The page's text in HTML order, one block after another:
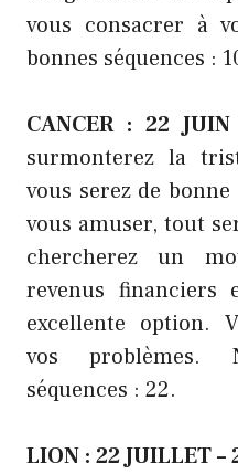
vous consacrer à
bonnes séquences :
CANCER : 22
surmonterez la
vous serez de
vous amuser, tout
chercherez un
revenus financiers
excellente option.
vos problèmes.
séquences : 22.
LION : 22 JUILLET –